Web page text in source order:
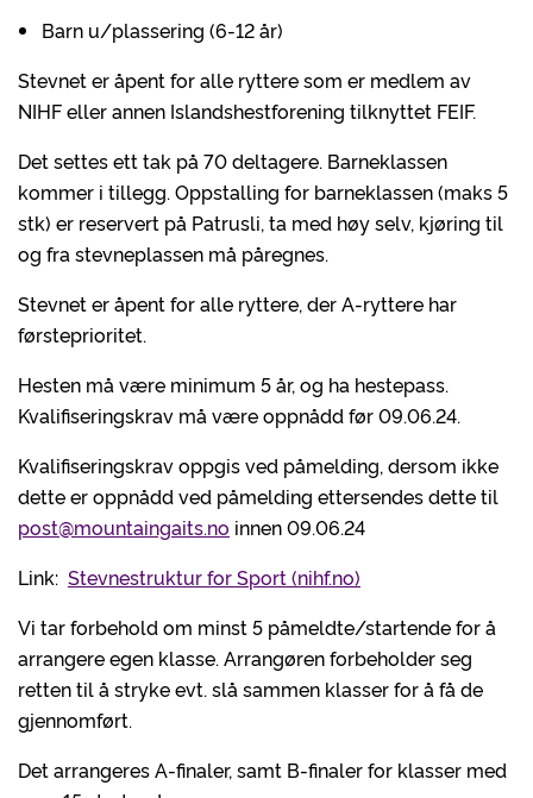
Barn u/plassering (6-12 år)
Stevnet er åpent for alle ryttere som er medlem av
NIHF eller annen Islandshestforening tilknyttet FEIF.
Det settes ett tak på 70 deltagere. Barneklassen
kommer i tillegg. Oppstalling for barneklassen (maks 5
stk) er reservert på Patrusli, ta med høy selv, kjøring til
og fra stevneplassen må påregnes.
Stevnet er åpent for alle ryttere, der A-ryttere har
førsteprioritet.
Hesten må være minimum 5 år, og ha hestepass.
Kvalifiseringskrav må være oppnådd før 09.06.24.
Kvalifiseringskrav oppgis ved påmelding, dersom ikke
dette er oppnådd ved påmelding ettersendes dette til
post@mountaingaits.no innen 09.06.24
Link: Stevnestruktur for Sport (nihf.no)
Vi tar forbehold om minst 5 påmeldte/startende for å
arrangere egen klasse. Arrangøren forbeholder seg
retten til å stryke evt. slå sammen klasser for å få de
gjennomført.
Det arrangeres A-finaler, samt B-finaler for klasser med